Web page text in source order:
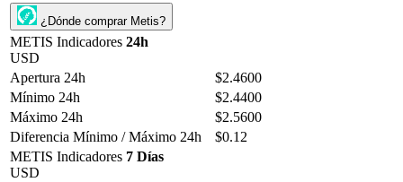
¿Dónde comprar Metis?
METIS Indicadores 24h
USD
Apertura 24h
$2.4600
Mínimo 24h
$2.4400
Máximo 24h
$2.5600
Diferencia Mínimo / Máximo 24h
$0.12
METIS Indicadores 7 Días
USD